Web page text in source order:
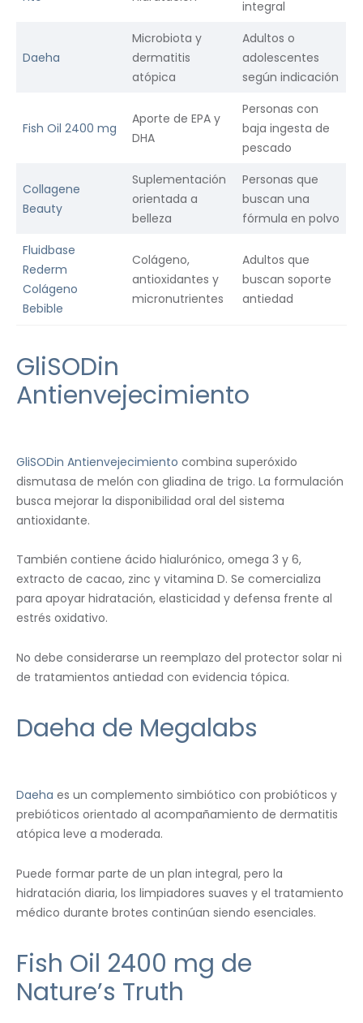
integral
Daeha
Microbiota y
dermatitis
atópica
Adultos o
adolescentes
según indicación
Fish Oil 2400 mg
Aporte de EPA y
DHA
Personas con
baja ingesta de
pescado
Collagene
Beauty
Suplementación
orientada a
belleza
Personas que
buscan una
fórmula en polvo
Fluidbase
Rederm
Colágeno
Bebible
Colágeno,
antioxidantes y
micronutrientes
Adultos que
buscan soporte
antiedad
GliSODin
Antienvejecimiento
GliSODin Antienvejecimiento combina superóxido
dismutasa de melón con gliadina de trigo. La formulación
busca mejorar la disponibilidad oral del sistema
antioxidante.
También contiene ácido hialurónico, omega 3 y 6,
extracto de cacao, zinc y vitamina D. Se comercializa
para apoyar hidratación, elasticidad y defensa frente al
estrés oxidativo.
No debe considerarse un reemplazo del protector solar ni
de tratamientos antiedad con evidencia tópica.
Daeha de Megalabs
Daeha es un complemento simbiótico con probióticos y
prebióticos orientado al acompañamiento de dermatitis
atópica leve a moderada.
Puede formar parte de un plan integral, pero la
hidratación diaria, los limpiadores suaves y el tratamiento
médico durante brotes continúan siendo esenciales.
Fish Oil 2400 mg de
Nature’s Truth